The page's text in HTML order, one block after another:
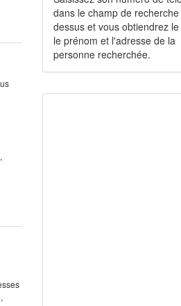
dans le champ de recherche
dessus et vous obtiendrez
le prénom et l'adresse de la
personne recherchée.